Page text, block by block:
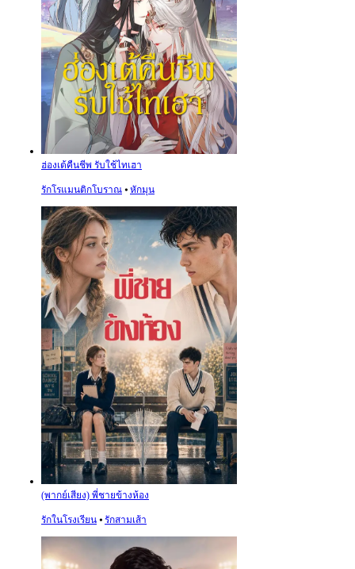
ฮ่องเต้คืนชีพ รับใช้ไทเฮา
รักโรแมนติกโบราณ ⦁ หักมุน
(พากย์เสียง) พี่ชายข้างห้อง
รักในโรงเรียน ⦁ รักสามเส้า